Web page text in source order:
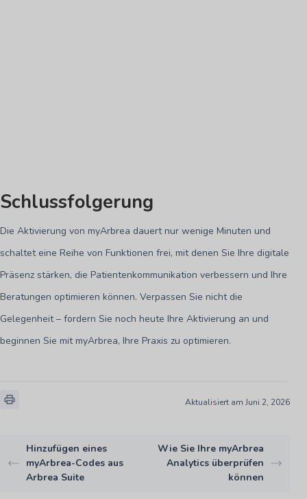
Schlussfolgerung
Die Aktivierung von myArbrea dauert nur wenige Minuten und
schaltet eine Reihe von Funktionen frei, mit denen Sie Ihre digitale
Präsenz stärken, die Patientenkommunikation verbessern und Ihre
Beratungen optimieren können. Verpassen Sie nicht die
Gelegenheit – fordern Sie noch heute Ihre Aktivierung an und
beginnen Sie mit myArbrea, Ihre Praxis zu optimieren.
Aktualisiert am Juni 2, 2026
Hinzufügen eines
myArbrea-Codes aus
Arbrea Suite
Wie Sie Ihre myArbrea
Analytics überprüfen
können